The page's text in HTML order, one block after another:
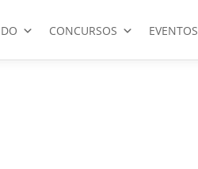
CONCURSOS EVENTOS